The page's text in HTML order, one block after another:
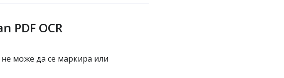
PDF OCR
може да се маркира или